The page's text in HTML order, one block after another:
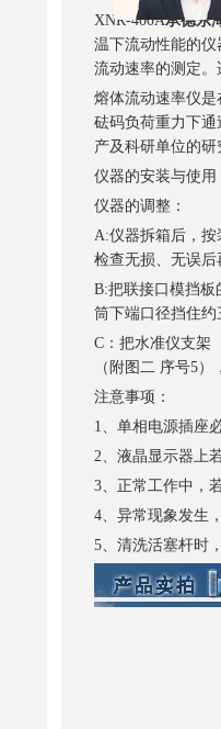
XNR-400A承德东
温下流动性能的
流动速率的测定。
熔体流动速率仪
砝码负荷重力下
产及科研单位的
仪器的安装与使用
仪器的调整：
A:仪器拆箱后，
检查无损、无误后
B:把联接口模挡板
筒下端口径挡住
C：把水准仪支架
（附图二 序号5
注意事项：
1、单相电源插座
2、液晶显示器上
3、正常工作中，
4、异常现象发生
5、清洗活塞杆时